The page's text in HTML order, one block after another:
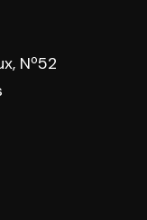
Nº52